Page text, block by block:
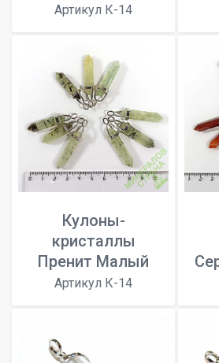
Артикул К-14
Кулоны-
кристаллы
Пренит Малый
Артикул К-14